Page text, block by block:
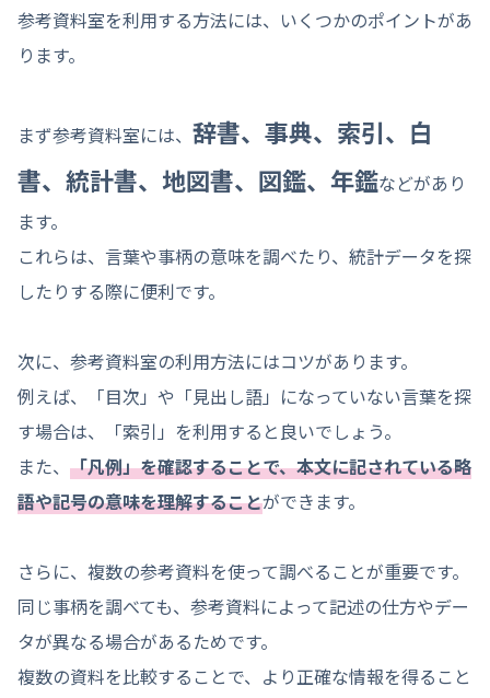
参考資料室を利用する方法には、いくつかのポイントがあ
ります。
まず参考資料室には、 辞書、事典、索引、白
書、統計書、地図書、図鑑、年鑑などがあり
ます。
これらは、言葉や事柄の意味を調べたり、統計データを探
したりする際に便利です。
次に、参考資料室の利用方法にはコツがあります。
例えば、「目次」や「見出し語」になっていない言葉を探
す場合は、「索引」を利用すると良いでしょう。
また、 「凡例」を確認することで、本文に記されている略
語や記号の意味を理解することができます。
さらに、複数の参考資料を使って調べることが重要です。
同じ事柄を調べても、参考資料によって記述の仕方やデー
タが異なる場合があるためです。
複数の資料を比較することで、より正確な情報を得ること